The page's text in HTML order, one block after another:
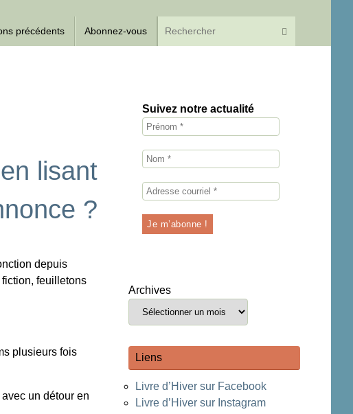
précédents Abonnez-vous Rechercher
lisant
?
depuis
feuilletons
plusieurs fois
un détour en
Suivez notre actualité
Archives
Liens
Livre d’Hiver sur Facebook
Livre d’Hiver sur Instagram